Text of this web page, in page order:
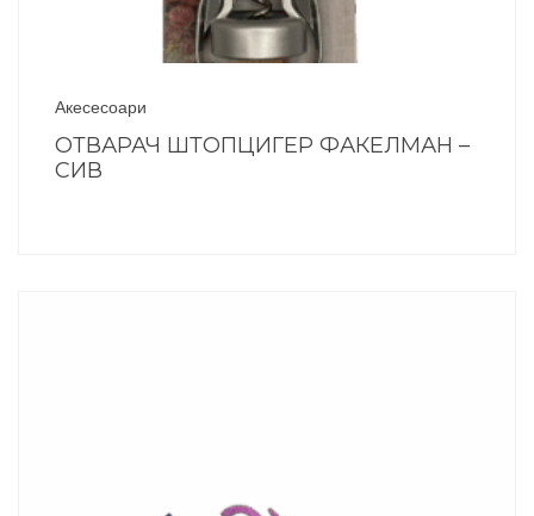
Акесесоари
ОТВАРАЧ ШТОПЦИГЕР ФАКЕЛМАН –
СИВ